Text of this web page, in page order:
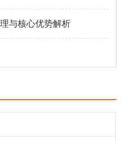
与核心优势解析